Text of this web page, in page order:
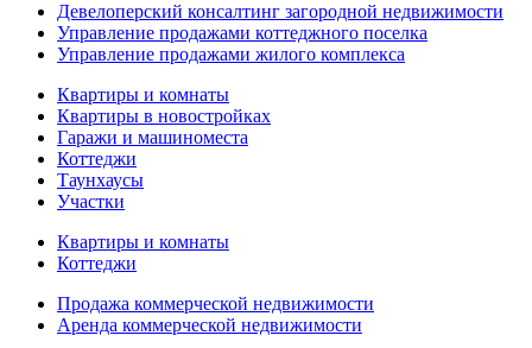
Девелоперский консалтинг загородной недвижимости
Управление продажами коттеджного поселка
Управление продажами жилого комплекса
Квартиры и комнаты
Квартиры в новостройках
Гаражи и машиноместа
Коттеджи
Таунхаусы
Участки
Квартиры и комнаты
Коттеджи
Продажа коммерческой недвижимости
Аренда коммерческой недвижимости